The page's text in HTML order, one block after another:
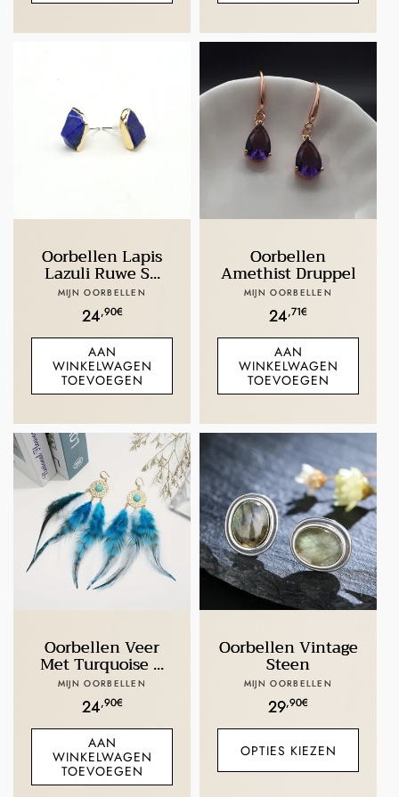
Oorbellen Lapis
Lazuli Ruwe S...
Verkoper:
MIJN OORBELLEN
Normale
prijs
24,90€
AAN
WINKELWAGEN
TOEVOEGEN
Oorbellen
Amethist Druppel
Verkoper:
MIJN OORBELLEN
Normale
prijs
24,71€
AAN
WINKELWAGEN
TOEVOEGEN
Oorbellen Veer
Met Turquoise ...
Verkoper:
MIJN OORBELLEN
Normale
prijs
24,90€
AAN
WINKELWAGEN
TOEVOEGEN
Oorbellen Vintage
Steen
Verkoper:
MIJN OORBELLEN
Normale
prijs
29,90€
OPTIES KIEZEN